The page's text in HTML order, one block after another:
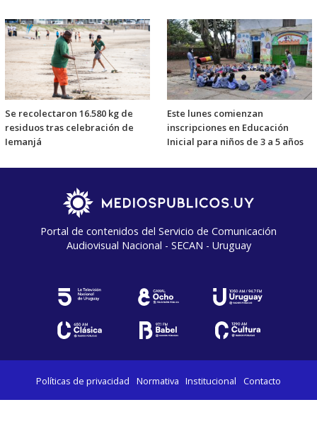
Se recolectaron 16.580 kg de
residuos tras celebración de
Iemanjá
Este lunes comienzan
inscripciones en Educación
Inicial para niños de 3 a 5 años
Portal de contenidos del Servicio de Comunicación
Audiovisual Nacional - SECAN - Uruguay
Políticas de privacidad Normativa Institucional Contacto